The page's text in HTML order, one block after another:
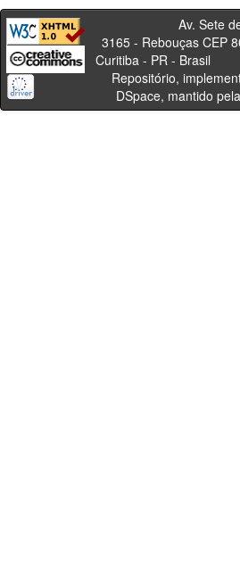
Av. Sete de
3165 - Rebouças CEP
Curitiba - PR
Repositório,
DSpace, mantido